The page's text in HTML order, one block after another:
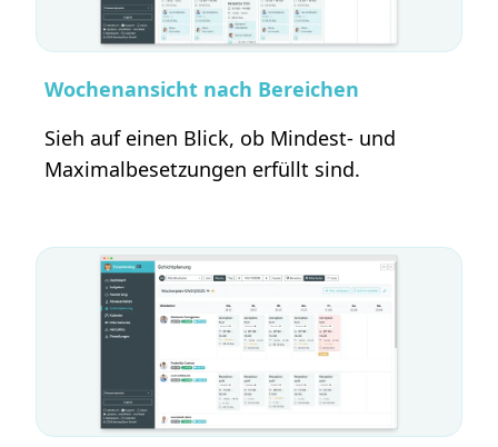
Wochenansicht nach Bereichen
Sieh auf einen Blick, ob Mindest- und
Maximalbesetzungen erfüllt sind.